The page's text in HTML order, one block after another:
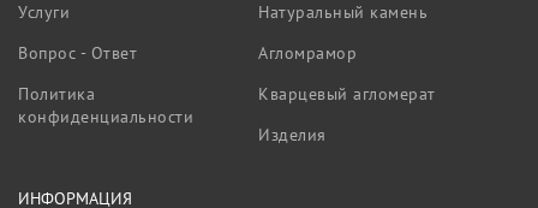
Услуги
Вопрос - Ответ
Политика
конфиденциальности
Натуральный камень
Агломрамор
Кварцевый агломерат
Изделия
ИНФОРМАЦИЯ